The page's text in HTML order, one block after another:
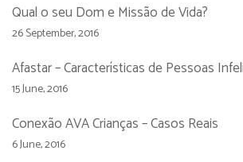
Qual o seu Dom e Missão de Vida?
26 September, 2016
Afastar – Características de Pessoas
15 June, 2016
Conexão AVA Crianças – Casos Reais
6 June, 2016